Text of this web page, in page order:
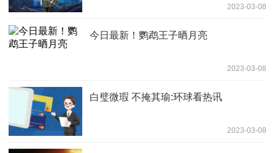
2023-03-08
今日最新！鹦鹉王子晒月亮
2023-03-08
白璧微瑕 不掩其瑜:环球看热讯
2023-03-08